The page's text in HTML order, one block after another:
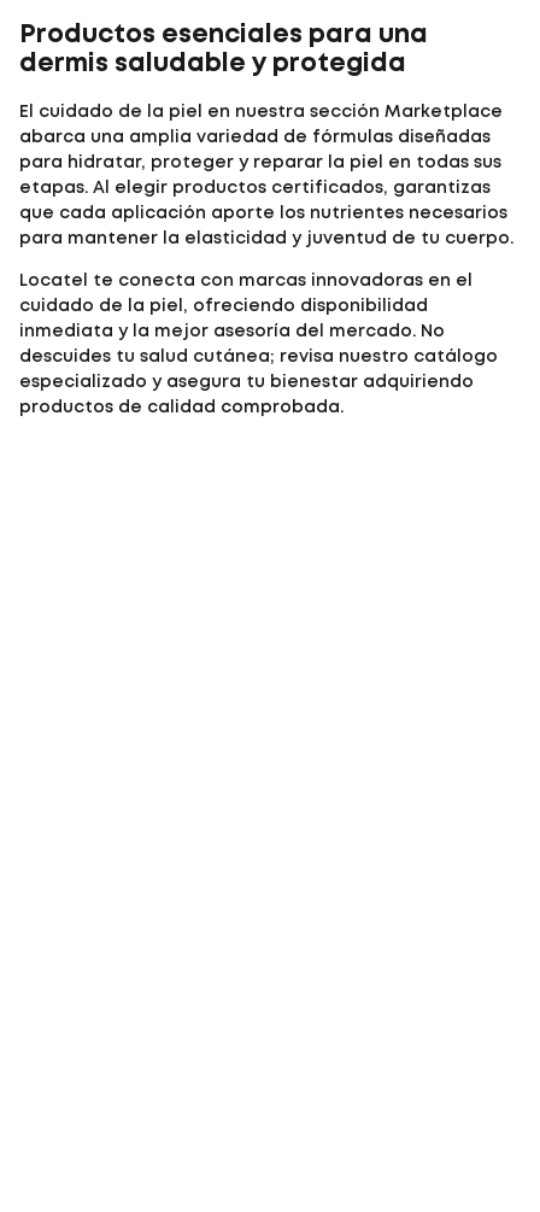
Productos esenciales para una
dermis saludable y protegida
El cuidado de la piel en nuestra sección Marketplace
abarca una amplia variedad de fórmulas diseñadas
para hidratar, proteger y reparar la piel en todas sus
etapas. Al elegir productos certificados, garantizas
que cada aplicación aporte los nutrientes necesarios
para mantener la elasticidad y juventud de tu cuerpo.
Locatel te conecta con marcas innovadoras en el
cuidado de la piel, ofreciendo disponibilidad
inmediata y la mejor asesoría del mercado. No
descuides tu salud cutánea; revisa nuestro catálogo
especializado y asegura tu bienestar adquiriendo
productos de calidad comprobada.